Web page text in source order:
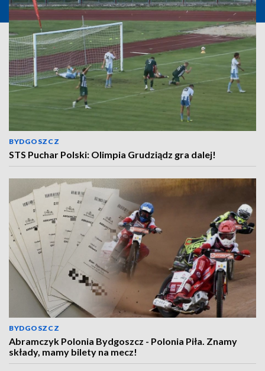
BYDGOSZCZ
STS Puchar Polski: Olimpia Grudziądz gra dalej!
BYDGOSZCZ
Abramczyk Polonia Bydgoszcz - Polonia Piła. Znamy
składy, mamy bilety na mecz!